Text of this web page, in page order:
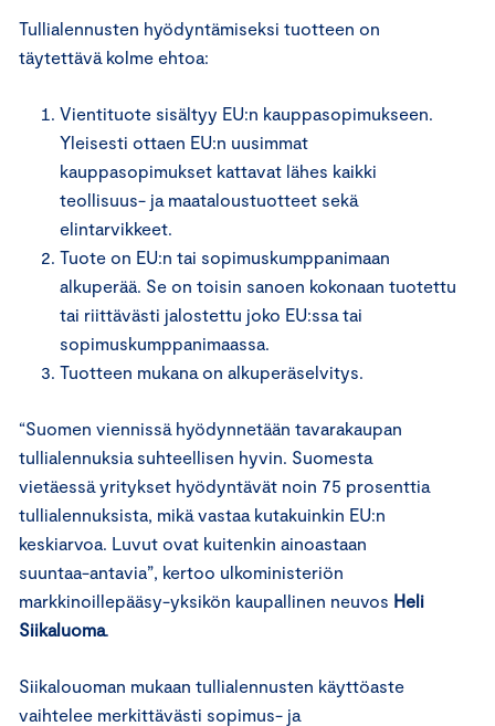
Tullialennusten hyödyntämiseksi tuotteen on
täytettävä kolme ehtoa:
Vientituote sisältyy EU:n kauppasopimukseen.
Yleisesti ottaen EU:n uusimmat
kauppasopimukset kattavat lähes kaikki
teollisuus- ja maataloustuotteet sekä
elintarvikkeet.
Tuote on EU:n tai sopimuskumppanimaan
alkuperää. Se on toisin sanoen kokonaan tuotettu
tai riittävästi jalostettu joko EU:ssa tai
sopimuskumppanimaassa.
Tuotteen mukana on alkuperäselvitys.
“Suomen viennissä hyödynnetään tavarakaupan
tullialennuksia suhteellisen hyvin. Suomesta
vietäessä yritykset hyödyntävät noin 75 prosenttia
tullialennuksista, mikä vastaa kutakuinkin EU:n
keskiarvoa. Luvut ovat kuitenkin ainoastaan
suuntaa-antavia”, kertoo ulkoministeriön
markkinoillepääsy-yksikön kaupallinen neuvos Heli
Siikaluoma
Siikalouoman mukaan tullialennusten käyttöaste
vaihtelee merkittävästi sopimus- ja